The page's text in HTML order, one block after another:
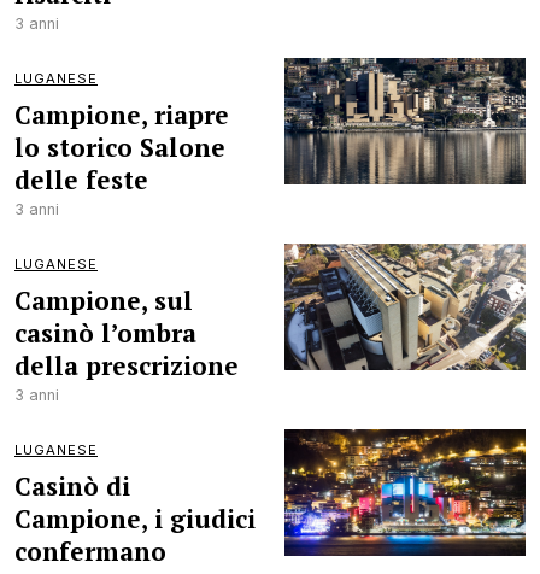
3 anni
LUGANESE
Campione, riapre
lo storico Salone
delle feste
3 anni
LUGANESE
Campione, sul
casinò l’ombra
della prescrizione
3 anni
LUGANESE
Casinò di
Campione, i giudici
confermano